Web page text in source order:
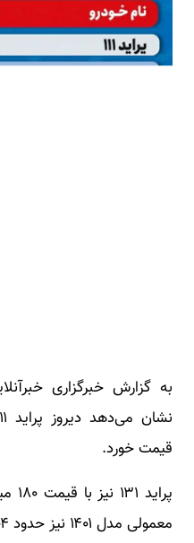
به گزارش خبرگزاری
قیمت خورد.
معمولی مدل ۱۴۰۱ نیز حدود ۴۰۴ میلیون تومان قیمت خورد.